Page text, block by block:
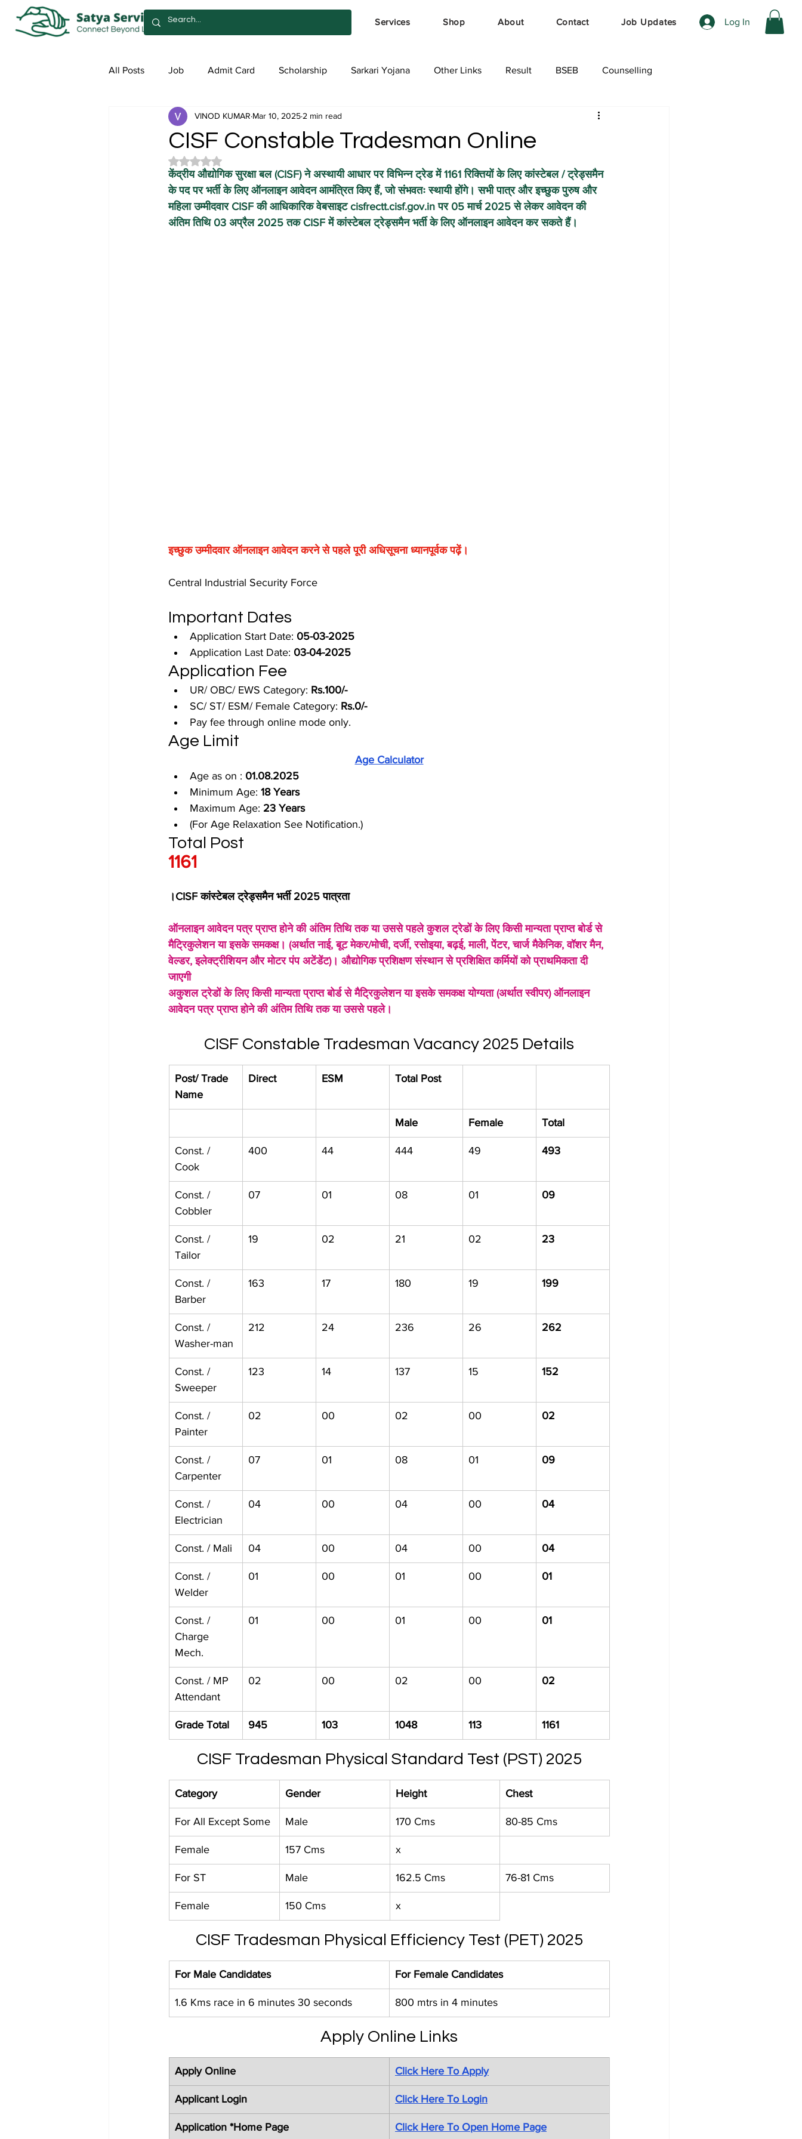
Services Shop About Contact Job Updates Log In
All Posts Job Admit Card Scholarship Sarkari Yojana Other Links Result BSEB Counselling
Admission Satya Services
CISF Constable Tradesman Online
VINOD KUMAR Mar 10, 2025 2 min read
Rated NaN out of 5 stars.
केंद्रीय औद्योगिक सुरक्षा बल (CISF) ने अस्थायी आधार पर विभिन्न ट्रेड में 1161 रिक्तियों के लिए कांस्टेबल / ट्रेड्समैन
के पद पर भर्ती के लिए ऑनलाइन आवेदन आमंत्रित किए हैं, जो संभवतः स्थायी होंगे। सभी पात्र और इच्छुक पुरुष और
महिला उम्मीदवार CISF की आधिकारिक वेबसाइट cisfrectt.cisf.gov.in पर 05 मार्च 2025 से लेकर आवेदन की
अंतिम तिथि 03 अप्रैल 2025 तक CISF में कांस्टेबल ट्रेड्समैन भर्ती के लिए ऑनलाइन आवेदन कर सकते हैं।
इच्छुक उम्मीदवार ऑनलाइन आवेदन करने से पहले पूरी अधिसूचना ध्यानपूर्वक पढ़ें।
Central Industrial Security Force
Important Dates
Application Start Date: 05-03-2025
Application Last Date: 03-04-2025
Application Fee
UR/ OBC/ EWS Category: Rs.100/-
SC/ ST/ ESM/ Female Category: Rs.0/-
Pay fee through online mode only.
Age Limit
Age Calculator
Age as on : 01.08.2025
Minimum Age: 18 Years
Maximum Age: 23 Years
(For Age Relaxation See Notification.)
Total Post
1161
।CISF कांस्टेबल ट्रेड्समैन भर्ती 2025 पात्रता
ऑनलाइन आवेदन पत्र प्राप्त होने की अंतिम तिथि तक या उससे पहले कुशल ट्रेडों के लिए किसी मान्यता प्राप्त बोर्ड से
मैट्रिकुलेशन या इसके समकक्ष। (अर्थात नाई, बूट मेकर/मोची, दर्जी, रसोइया, बढ़ई, माली, पेंटर, चार्ज मैकेनिक, वॉशर मैन,
वेल्डर, इलेक्ट्रीशियन और मोटर पंप अटेंडेंट)। औद्योगिक प्रशिक्षण संस्थान से प्रशिक्षित कर्मियों को प्राथमिकता दी
जाएगी
अकुशल ट्रेडों के लिए किसी मान्यता प्राप्त बोर्ड से मैट्रिकुलेशन या इसके समकक्ष योग्यता (अर्थात स्वीपर) ऑनलाइन
आवेदन पत्र प्राप्त होने की अंतिम तिथि तक या उससे पहले।
CISF Constable Tradesman Vacancy 2025 Details
Post/ Trade
Name
Direct ESM Total Post
Male Female Total
Const. /
Cook
400 44 444 49 493
Const. /
Cobbler
07 01 08 01 09
Const. /
Tailor
19 02 21 02 23
Const. /
Barber
163 17 180 19 199
Const. /
Washer-man
212 24 236 26 262
Const. /
Sweeper
123 14 137 15 152
Const. /
Painter
02 00 02 00 02
Const. /
Carpenter
07 01 08 01 09
Const. /
Electrician
04 00 04 00 04
Const. / Mali 04 00 04 00 04
Const. /
Welder
01 00 01 00 01
Const. /
Charge
Mech.
01 00 01 00 01
Const. / MP
Attendant
02 00 02 00 02
Grade Total 945 103 1048 113 1161
CISF Tradesman Physical Standard Test (PST) 2025
Category Gender Height Chest
For All Except Some Male 170 Cms 80-85 Cms
Female 157 Cms x
For ST Male 162.5 Cms 76-81 Cms
Female 150 Cms x
CISF Tradesman Physical Efficiency Test (PET) 2025
For Male Candidates For Female Candidates
1.6 Kms race in 6 minutes 30 seconds 800 mtrs in 4 minutes
Apply Online Links
Apply Online Click Here To Apply
Applicant Login Click Here To Login
Application *Home Page Click Here To Open Home Page